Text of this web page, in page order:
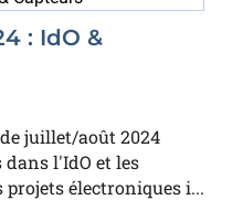
: IdO &
juillet/août 2024
l'IdO et les
projets électroniques i...